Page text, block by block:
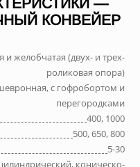
КОНВЕЙЕР
и желобчатая (двух- и трех-
роликовая опора)
с гофробортом и
перегородками
400, 1000
500, 650, 800
5-30
коническо-